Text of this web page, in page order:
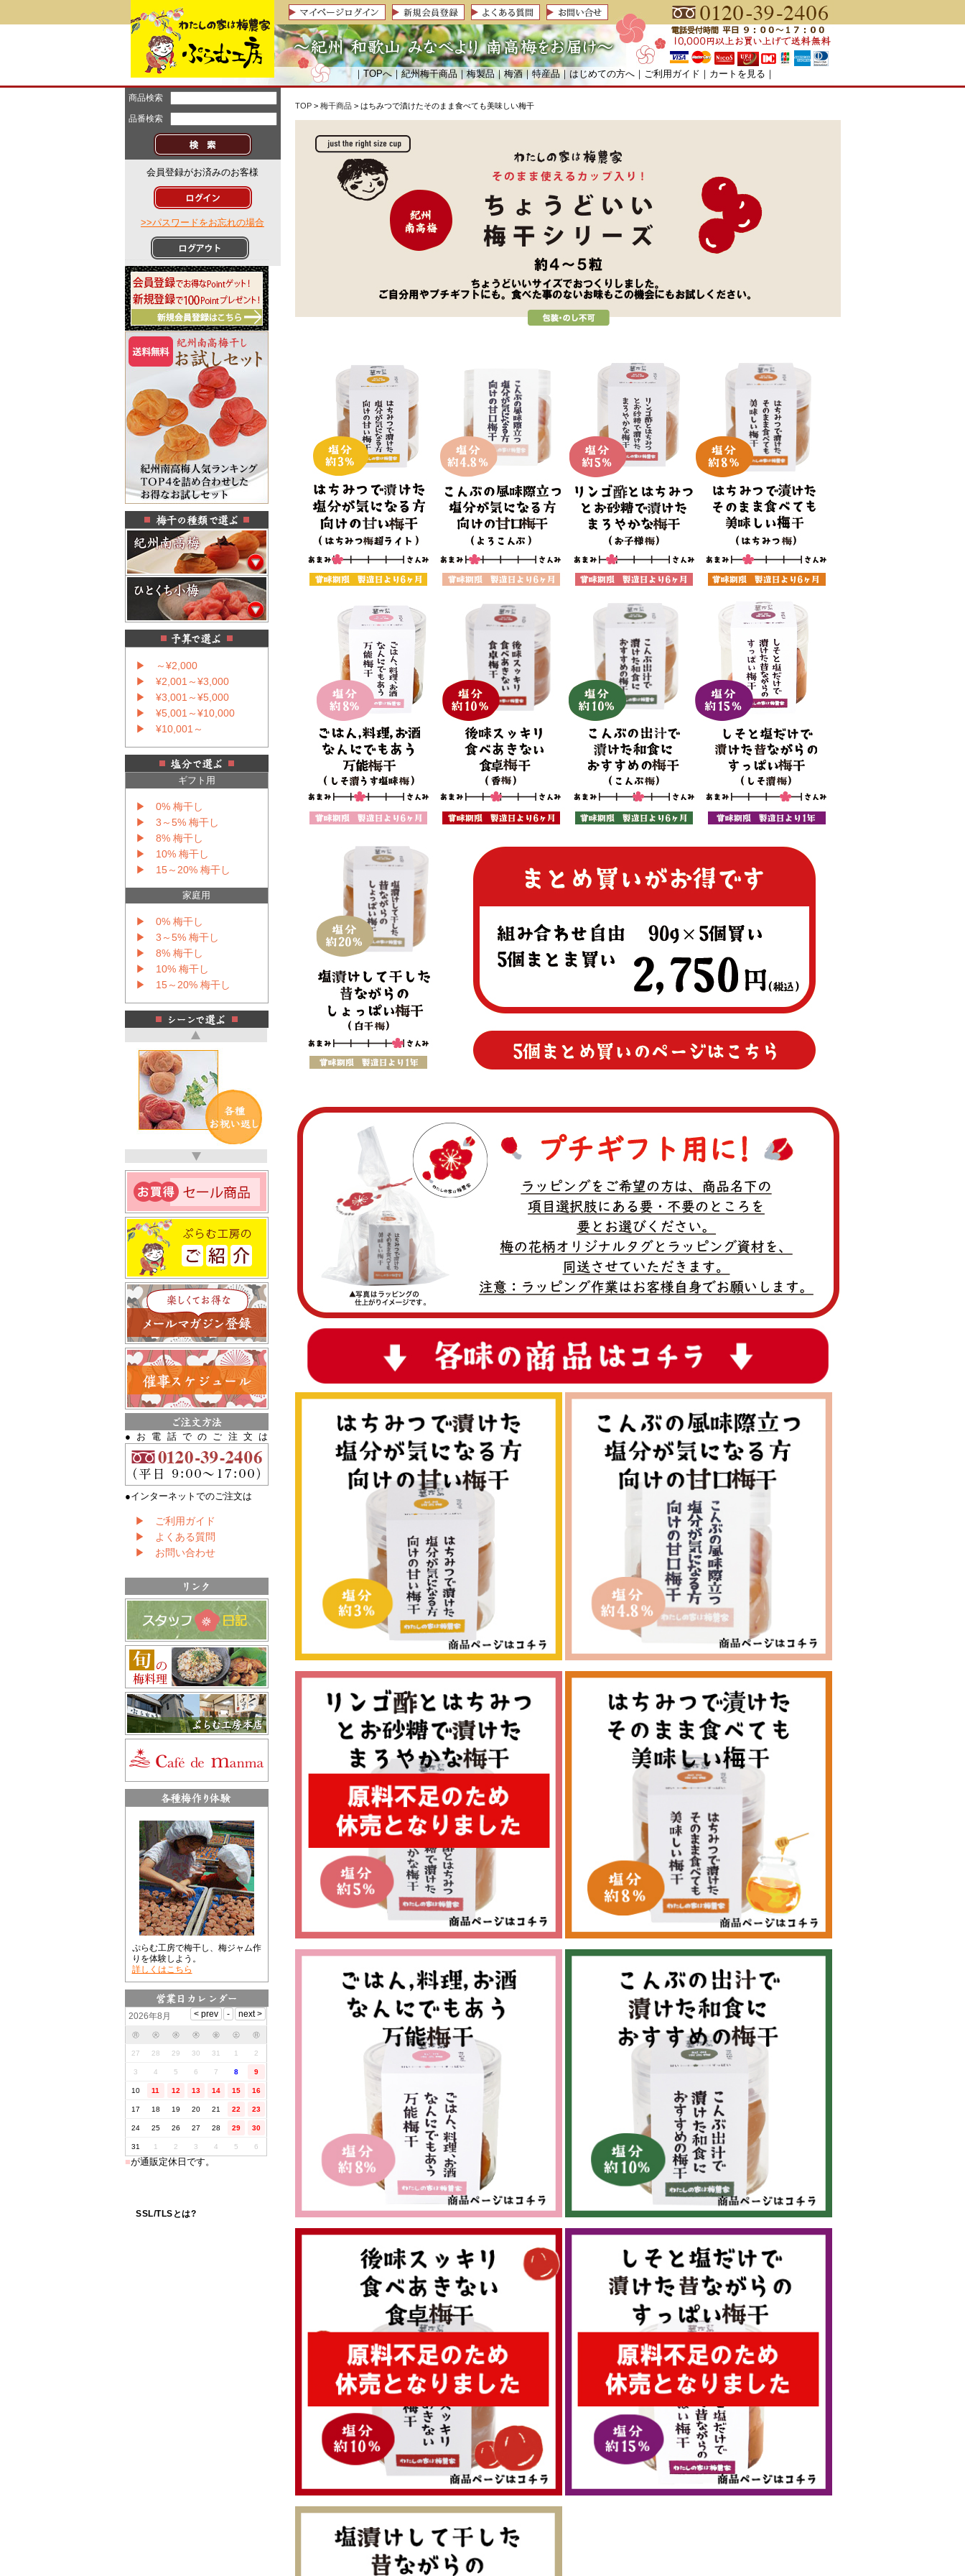
｜TOPへ｜紀州梅干商品 ｜梅製品｜ 梅酒｜ 特産品｜ はじめての方へ ｜ ご利用ガイド ｜ カートを見る ｜
商品検索
品番検索
会員登録がお済みのお客様
>>パスワードをお忘れの場合
▶ ～¥2,000
▶ ¥2,001～¥3,000
▶ ¥3,001～¥5,000
▶ ¥5,001～¥10,000
▶ ¥10,001～
ギフト用
▶ 0% 梅干し
▶ 3～5% 梅干し
▶ 8% 梅干し
▶ 10% 梅干し
▶ 15～20% 梅干し
家庭用
▶ 0% 梅干し
▶ 3～5% 梅干し
▶ 8% 梅干し
▶ 10% 梅干し
▶ 15～20% 梅干し
●お電話でのご注文は
●インターネットでのご注文は
▶ ご利用ガイド
▶ よくある質問
▶ お問い合わせ
ぷらむ工房で梅干し、梅ジャム作
りを体験しよう。
詳しくはこちら
2026年8月
㊊ ㊋ ㊌ ㊍ ㊎ ㊏ ㊐
27 28 29 30 31 1 2
3 4 5 6 7 8 9
10 11 12 13 14 15 16
17 18 19 20 21 22 23
24 25 26 27 28 29 30
31 1 2 3 4 5 6
■が通販定休日です。
SSL/TLSとは?
TOP> 梅干商品> はちみつで漬けたそのまま食べても美味しい梅干